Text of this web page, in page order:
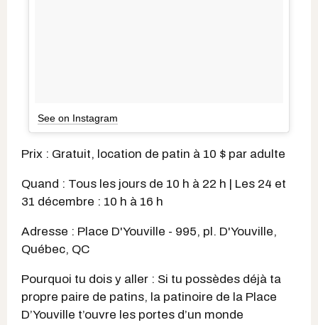
See on Instagram
Prix : Gratuit, location de patin à 10 $ par adulte
Quand : Tous les jours de 10 h à 22 h | Les 24 et
31 décembre : 10 h à 16 h
Adresse : Place D'Youville - 995, pl. D'Youville,
Québec, QC
Pourquoi tu dois y aller : Si tu possèdes déjà ta
propre paire de patins, la patinoire de la Place
D’Youville t’ouvre les portes d’un monde